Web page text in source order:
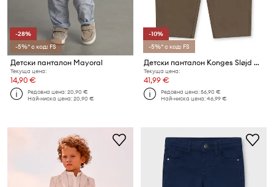
-28%
-5%* с код: FS
Детски панталон Mayoral
Текуща цена:
14,90 €
Редовна цена:20,90 €
Най-ниска цена:20,90 €
-10%
-5%* с код: FS
Детски панталон Konges Sløjd CHIM CHINOS GOTS
Текуща цена:
41,99 €
Редовна цена:56,90 €
Най-ниска цена:46,99 €